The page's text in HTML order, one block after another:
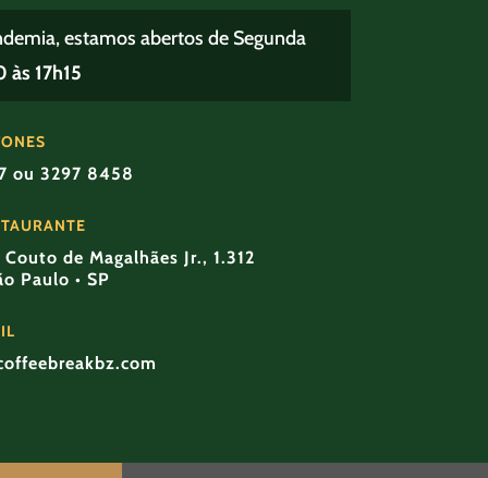
estamos abertos de Segunda
17h15
ou 3297 8458
de Magalhães Jr., 1.312
Paulo • SP